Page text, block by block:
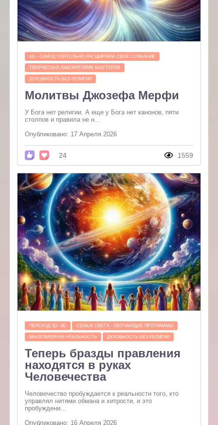
4D - САМОСТОЯТЕЛЬНО РАСШИРЯЕМ СВОЁ СОЗНАНИЕ
ТВОРЧЕСКАЯ ЛАБОРАТОРИЯ МАСТЕРОВ
ДУХОВНОСТЬ БЕЗ РЕЛИГИИ
Молитвы Джозефа Мерфи
У Бога нет религии. А еще у Бога нет канонов, пяти
столпов и правила не н...
Опубликовано: 17 Апреля 2026
24 1559
ПЕРЕХОД 3D- 5D СЕМЬЯ СВЕТА - ОБУЧАЮЩИЕ ПРОГРАММЫ
МНОГОМЕРНАЯ РЕАЛЬНОСТЬ ДУХОВНОСТЬ БЕЗ РЕЛИГИИ
Теперь бразды правления
находятся в руках
Человечества
Человечество пробуждается к реальности того, кто
управлял нитями обмана и хитрости, и это
пробуждени...
Опубликовано: 16 Апреля 2026